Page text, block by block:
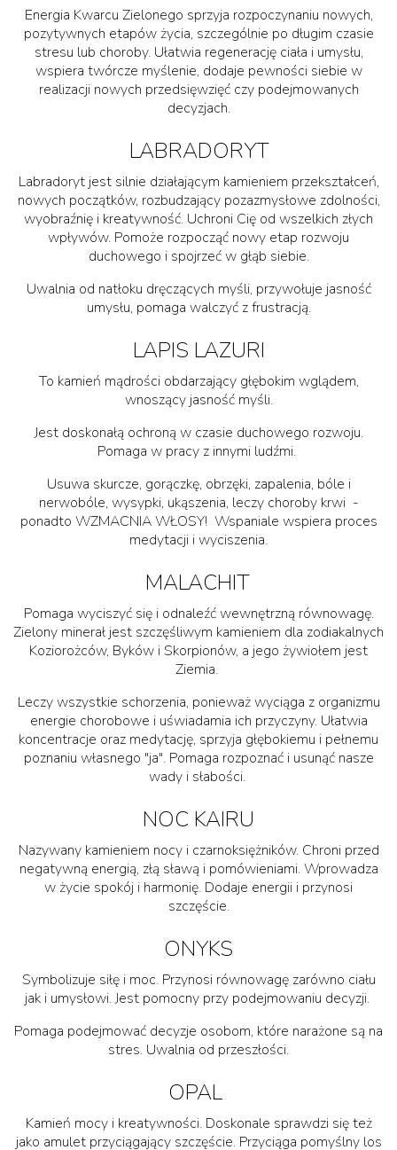
Energia Kwarcu Zielonego sprzyja rozpoczynaniu nowych,
pozytywnych etapów życia, szczególnie po długim czasie
stresu lub choroby. Ułatwia regenerację ciała i umysłu,
wspiera twórcze myślenie, dodaje pewności siebie w
realizacji nowych przedsięwzięć czy podejmowanych
decyzjach.
LABRADORYT
Labradoryt jest silnie działającym kamieniem przekształceń,
nowych początków, rozbudzający pozazmysłowe zdolności,
wyobraźnię i kreatywność. Uchroni Cię od wszelkich złych
wpływów. Pomoże rozpocząć nowy etap rozwoju
duchowego i spojrzeć w głąb siebie.
Uwalnia od natłoku dręczących myśli, przywołuje jasność
umysłu, pomaga walczyć z frustracją.
LAPIS LAZURI
To kamień mądrości obdarzający głębokim wglądem,
wnoszący jasność myśli.
Jest doskonałą ochroną w czasie duchowego rozwoju.
Pomaga w pracy z innymi ludźmi.
Usuwa skurcze, gorączkę, obrzęki, zapalenia, bóle i
nerwobóle, wysypki, ukąszenia, leczy choroby krwi -
ponadto WZMACNIA WŁOSY! Wspaniale wspiera proces
medytacji i wyciszenia.
MALACHIT
Pomaga wyciszyć się i odnaleźć wewnętrzną równowagę.
Zielony minerał jest szczęśliwym kamieniem dla zodiakalnych
Koziorożców, Byków i Skorpionów, a jego żywiołem jest
Ziemia.
Leczy wszystkie schorzenia, ponieważ wyciąga z organizmu
energie chorobowe i uświadamia ich przyczyny. Ułatwia
koncentracje oraz medytację, sprzyja głębokiemu i pełnemu
poznaniu własnego "ja". Pomaga rozpoznać i usunąć nasze
wady i słabości.
NOC KAIRU
Nazywany kamieniem nocy i czarnoksiężników. Chroni przed
negatywną energią, złą sławą i pomówieniami. Wprowadza
w życie spokój i harmonię. Dodaje energii i przynosi
szczęście.
ONYKS
Symbolizuje siłę i moc. Przynosi równowagę zarówno ciału
jak i umysłowi. Jest pomocny przy podejmowaniu decyzji.
Pomaga podejmować decyzje osobom, które narażone są na
stres. Uwalnia od przeszłości.
OPAL
Kamień mocy i kreatywności. Doskonale sprawdzi się też
jako amulet przyciągający szczęście. Przyciąga pomyślny los